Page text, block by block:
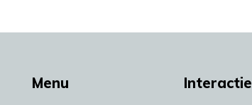
Menu Interactie